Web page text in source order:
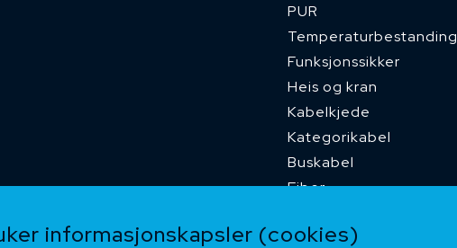
informasjonskapsler (cookies)
PUR
Temperaturbestanding
Funksjonssikker
Heis og kran
Kabelkjede
Kategorikabel
Buskabel
Fiber
Kombikabel (Hybrid)